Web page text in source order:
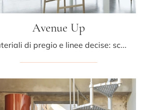
Avenue Up
Materiali di pregio e linee decise: scopri la libreria Avenue Up di Kristalia tra le più belle Librerie moderne divisorie.